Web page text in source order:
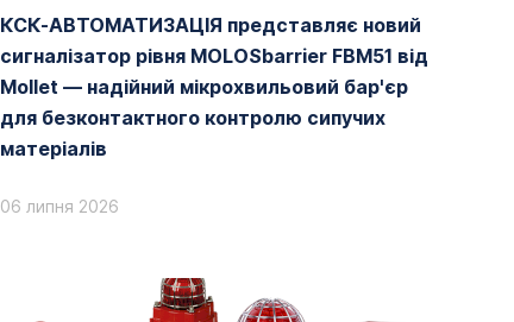
КСК-АВТОМАТИЗАЦІЯ представляє новий
сигналізатор рівня MOLOSbarrier FBM51 від
Mollet — надійний мікрохвильовий бар'єр
для безконтактного контролю сипучих
матеріалів
06 липня 2026